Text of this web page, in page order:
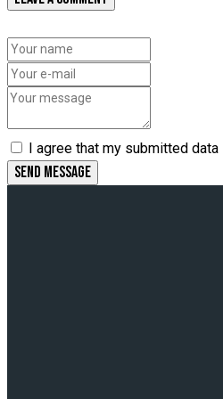
I agree that my submitted
SEND MESSAGE